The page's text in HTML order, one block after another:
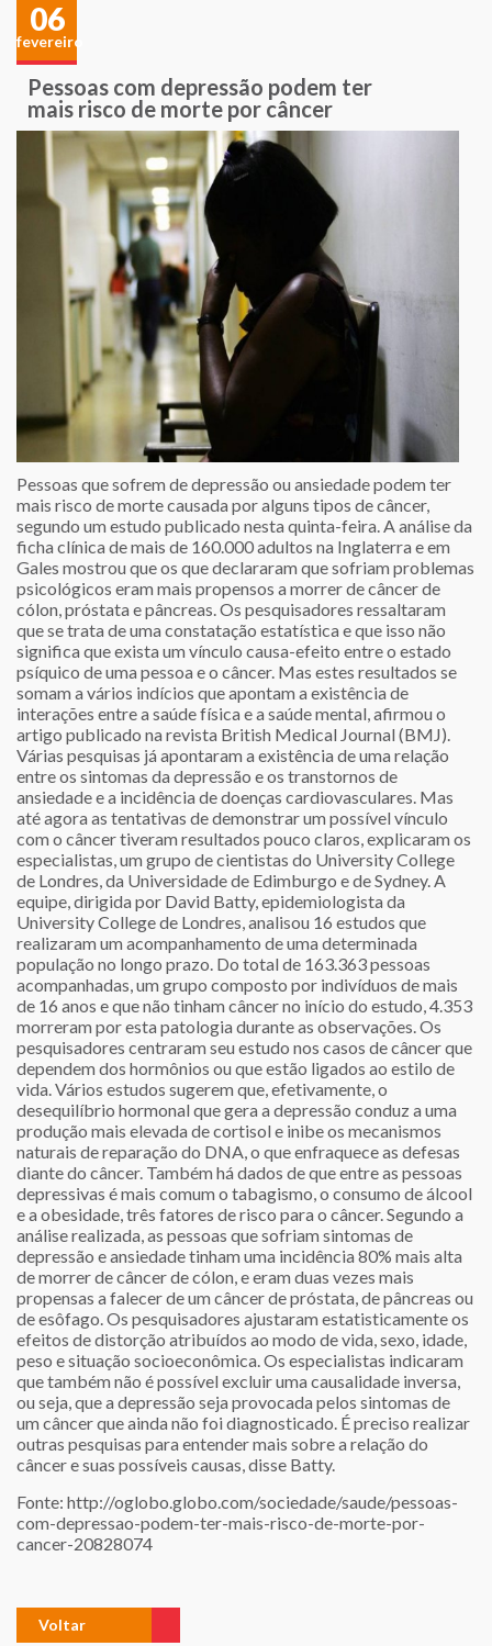
06
fevereiro
Pessoas com depressão podem ter
mais risco de morte por câncer
Pessoas que sofrem de depressão ou ansiedade podem ter
mais risco de morte causada por alguns tipos de câncer,
segundo um estudo publicado nesta quinta-feira. A análise da
ficha clínica de mais de 160.000 adultos na Inglaterra e em
Gales mostrou que os que declararam que sofriam problemas
psicológicos eram mais propensos a morrer de câncer de
cólon, próstata e pâncreas. Os pesquisadores ressaltaram
que se trata de uma constatação estatística e que isso não
significa que exista um vínculo causa-efeito entre o estado
psíquico de uma pessoa e o câncer. Mas estes resultados se
somam a vários indícios que apontam a existência de
interações entre a saúde física e a saúde mental, afirmou o
artigo publicado na revista British Medical Journal (BMJ).
Várias pesquisas já apontaram a existência de uma relação
entre os sintomas da depressão e os transtornos de
ansiedade e a incidência de doenças cardiovasculares. Mas
até agora as tentativas de demonstrar um possível vínculo
com o câncer tiveram resultados pouco claros, explicaram os
especialistas, um grupo de cientistas do University College
de Londres, da Universidade de Edimburgo e de Sydney. A
equipe, dirigida por David Batty, epidemiologista da
University College de Londres, analisou 16 estudos que
realizaram um acompanhamento de uma determinada
população no longo prazo. Do total de 163.363 pessoas
acompanhadas, um grupo composto por indivíduos de mais
de 16 anos e que não tinham câncer no início do estudo, 4.353
morreram por esta patologia durante as observações. Os
pesquisadores centraram seu estudo nos casos de câncer que
dependem dos hormônios ou que estão ligados ao estilo de
vida. Vários estudos sugerem que, efetivamente, o
desequilíbrio hormonal que gera a depressão conduz a uma
produção mais elevada de cortisol e inibe os mecanismos
naturais de reparação do DNA, o que enfraquece as defesas
diante do câncer. Também há dados de que entre as pessoas
depressivas é mais comum o tabagismo, o consumo de álcool
e a obesidade, três fatores de risco para o câncer. Segundo a
análise realizada, as pessoas que sofriam sintomas de
depressão e ansiedade tinham uma incidência 80% mais alta
de morrer de câncer de cólon, e eram duas vezes mais
propensas a falecer de um câncer de próstata, de pâncreas ou
de esôfago. Os pesquisadores ajustaram estatisticamente os
efeitos de distorção atribuídos ao modo de vida, sexo, idade,
peso e situação socioeconômica. Os especialistas indicaram
que também não é possível excluir uma causalidade inversa,
ou seja, que a depressão seja provocada pelos sintomas de
um câncer que ainda não foi diagnosticado. É preciso realizar
outras pesquisas para entender mais sobre a relação do
câncer e suas possíveis causas, disse Batty.
Fonte: http://oglobo.globo.com/sociedade/saude/pessoas-
com-depressao-podem-ter-mais-risco-de-morte-por-
cancer-20828074
Voltar